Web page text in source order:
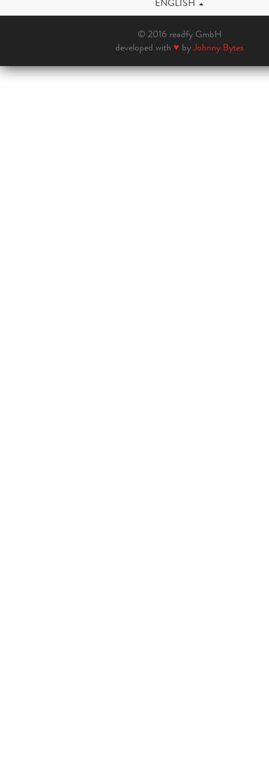
© 2016 readfy GmbH
developed with ♥ byJohnny Bytes